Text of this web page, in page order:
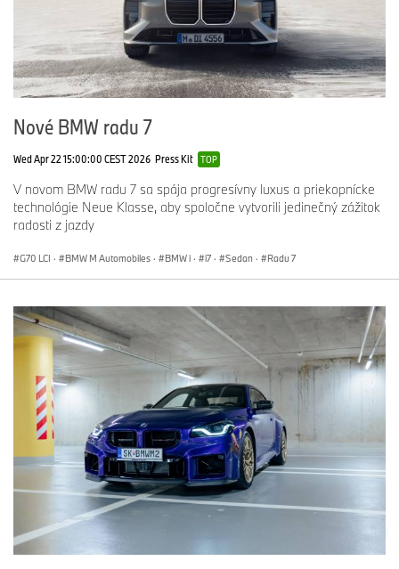
Nové BMW radu 7
Wed Apr 22 15:00:00 CEST 2026 Press Kit TOP
V novom BMW radu 7 sa spája progresívny luxus a priekopnícke
technológie Neue Klasse, aby spoločne vytvorili jedinečný zážitok
radosti z jazdy
G70 LCI · BMW M Automobiles · BMW i · i7 · Sedan · Radu 7